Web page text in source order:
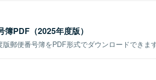
簿PDF（2025年度版）
郵便番号簿をPDF形式でダウンロードできます